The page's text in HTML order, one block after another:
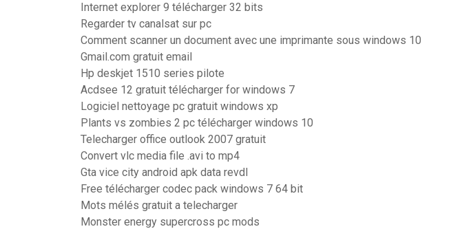
Internet explorer 9 télécharger 32 bits
Regarder tv canalsat sur pc
Comment scanner un document avec une imprimante sous windows 10
Gmail.com gratuit email
Hp deskjet 1510 series pilote
Acdsee 12 gratuit télécharger for windows 7
Logiciel nettoyage pc gratuit windows xp
Plants vs zombies 2 pc télécharger windows 10
Telecharger office outlook 2007 gratuit
Convert vlc media file .avi to mp4
Gta vice city android apk data revdl
Free télécharger codec pack windows 7 64 bit
Mots mélés gratuit a telecharger
Monster energy supercross pc mods